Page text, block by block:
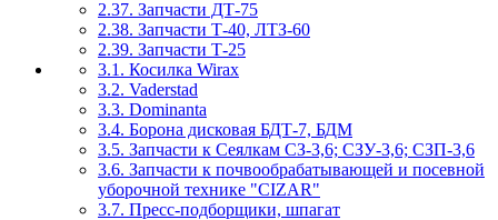
2.37. Запчасти ДТ-75
2.38. Запчасти Т-40, ЛТЗ-60
2.39. Запчасти Т-25
3.1. Косилка Wirax
3.2. Vaderstad
3.3. Dominanta
3.4. Борона дисковая БДТ-7, БДМ
3.5. Запчасти к Сеялкам СЗ-3,6; СЗУ-3,6; СЗП-3,6
3.6. Запчасти к почвообрабатывающей и посевной
уборочной технике "CIZAR"
3.7. Пресс-подборщики, шпагат